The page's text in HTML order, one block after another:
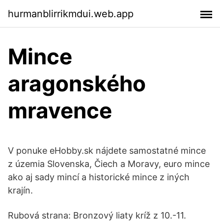
hurmanblirrikmdui.web.app
Mince
aragonského
mravence
V ponuke eHobby.sk nájdete samostatné mince
z územia Slovenska, Čiech a Moravy, euro mince
ako aj sady mincí a historické mince z iných
krajín.
Rubová strana: Bronzový liaty kríž z 10.-11.